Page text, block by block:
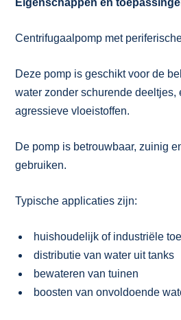
Eigenschappen en
Centrifugaalpomp met
Deze pomp is geschikt voor de
water zonder schurende deeltjes,
agressieve vloeistoffen.
De pomp is betrouwbaar, zuinig
gebruiken.
Typische applicaties zijn:
huishoudelijk of industriële
distributie van water uit tanks
bewateren van tuinen
boosten van onvoldoende